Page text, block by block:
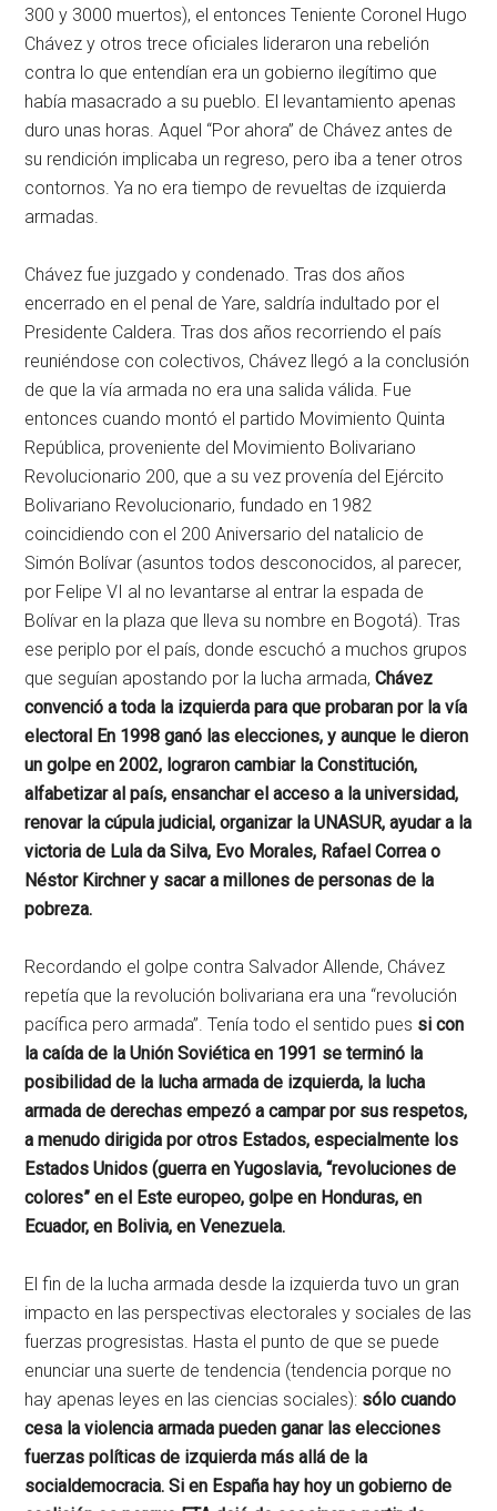
300 y 3000 muertos), el entonces Teniente Coronel Hugo
Chávez y otros trece oficiales lideraron una rebelión
contra lo que entendían era un gobierno ilegítimo que
había masacrado a su pueblo. El levantamiento apenas
duro unas horas. Aquel “Por ahora” de Chávez antes de
su rendición implicaba un regreso, pero iba a tener otros
contornos. Ya no era tiempo de revueltas de izquierda
armadas.
Chávez fue juzgado y condenado. Tras dos años
encerrado en el penal de Yare, saldría indultado por el
Presidente Caldera. Tras dos años recorriendo el país
reuniéndose con colectivos, Chávez llegó a la conclusión
de que la vía armada no era una salida válida. Fue
entonces cuando montó el partido Movimiento Quinta
República, proveniente del Movimiento Bolivariano
Revolucionario 200, que a su vez provenía del Ejército
Bolivariano Revolucionario, fundado en 1982
coincidiendo con el 200 Aniversario del natalicio de
Simón Bolívar (asuntos todos desconocidos, al parecer,
por Felipe VI al no levantarse al entrar la espada de
Bolívar en la plaza que lleva su nombre en Bogotá). Tras
ese periplo por el país, donde escuchó a muchos grupos
que seguían apostando por la lucha armada,Chávez
convenció a toda la izquierda para que probaran por la vía
electoral En 1998 ganó las elecciones, y aunque le dieron
un golpe en 2002, lograron cambiar la Constitución,
alfabetizar al país, ensanchar el acceso a la universidad,
renovar la cúpula judicial, organizar la UNASUR, ayudar a la
victoria de Lula da Silva, Evo Morales, Rafael Correa o
Néstor Kirchner y sacar a millones de personas de la
pobreza.
Recordando el golpe contra Salvador Allende, Chávez
repetía que la revolución bolivariana era una “revolución
pacífica pero armada”. Tenía todo el sentido pues si con
la caída de la Unión Soviética en 1991 se terminó la
posibilidad de la lucha armada de izquierda, la lucha
armada de derechas empezó a campar por sus respetos,
a menudo dirigida por otros Estados, especialmente los
Estados Unidos (guerra en Yugoslavia, “revoluciones de
colores” en el Este europeo, golpe en Honduras, en
Ecuador, en Bolivia, en Venezuela.
El fin de la lucha armada desde la izquierda tuvo un gran
impacto en las perspectivas electorales y sociales de las
fuerzas progresistas. Hasta el punto de que se puede
enunciar una suerte de tendencia (tendencia porque no
hay apenas leyes en las ciencias sociales): sólo cuando
cesa la violencia armada pueden ganar las elecciones
fuerzas políticas de izquierda más allá de la
socialdemocracia. Si en España hay hoy un gobierno de